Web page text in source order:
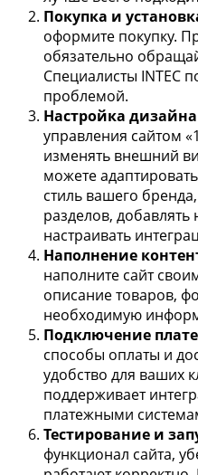
Покупка и
оформите покупку.
обязательно
Специалисты INTEC
проблемой.
Настройка
управления сайтом
изменять внешний
можете
стиль вашего
разделов,
настраивать
Наполнение
наполните сайт
описание товаров,
необходимую
Подключение
способы оплаты и
удобство для ваших
поддерживает
платежными
Тестирование и
функционал сайта,